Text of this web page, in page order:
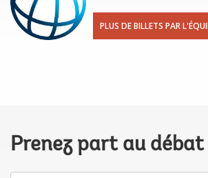
PLUS DE BILLETS PAR
Prenez part au débat